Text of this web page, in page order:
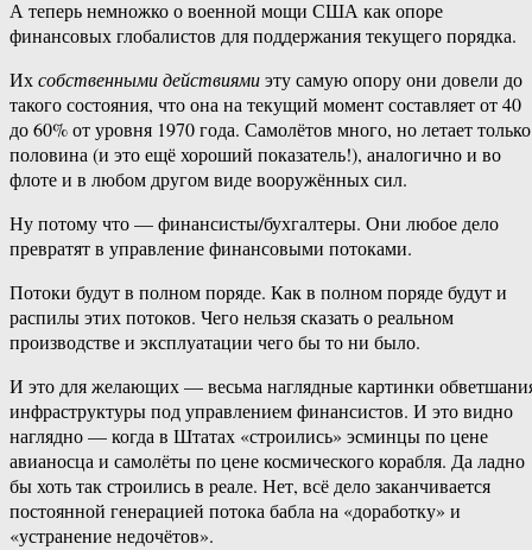
А теперь немножко о военной мощи США как опоре
финансовых глобалистов для поддержания текущего порядка.
Ихсобственными действиямиэту самую опору они довели до
такого состояния, что она на текущий момент составляет от 40
до 60% от уровня 1970 года. Самолётов много, но летает только
половина (и это ещё хороший показатель!), аналогично и во
флоте и в любом другом виде вооружённых сил.
Ну потому что — финансисты/бухгалтеры. Они любое дело
превратят в управление финансовыми потоками.
Потоки будут в полном поряде. Как в полном поряде будут и
распилы этих потоков. Чего нельзя сказать о реальном
производстве и эксплуатации чего бы то ни было.
И это для желающих — весьма наглядные картинки
инфраструктуры под управлением финансистов. И это видно
наглядно — когда в Штатах «строились» эсминцы по цене
авианосца и самолёты по цене космического корабля. Да ладно
бы хоть так строились в реале. Нет, всё дело заканчивается
постоянной генерацией потока бабла на «доработку» и
«устранение недочётов».